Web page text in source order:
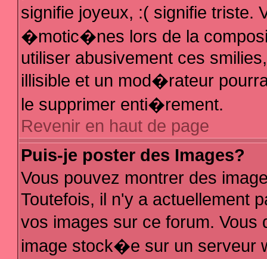
signifie joyeux, :( signifie triste.
�motic�nes lors de la
utiliser abusivement ces
illisible et un mod�rateur
le supprimer enti�rement.
Revenir en haut de page
Puis-je poster des Images?
Vous pouvez montrer des
Toutefois, il n'y a actuellement
vos images sur ce forum.
image stock�e sur un serveur